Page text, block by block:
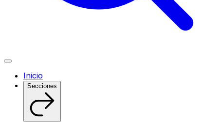
Inicio
Secciones